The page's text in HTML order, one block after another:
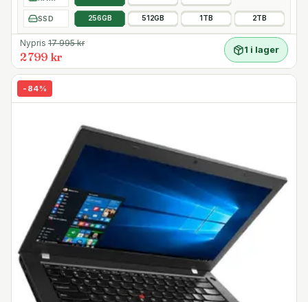
SSD 256GB 512GB 1TB 2TB
Nypris 17 995kr
2 799 kr
1 i lager
- 84%